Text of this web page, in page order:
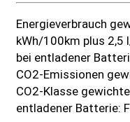
Energieverbrauch
kWh/100km plus
bei entladener
CO2-Emissionen
CO2-Klasse
entladener Batterie: F